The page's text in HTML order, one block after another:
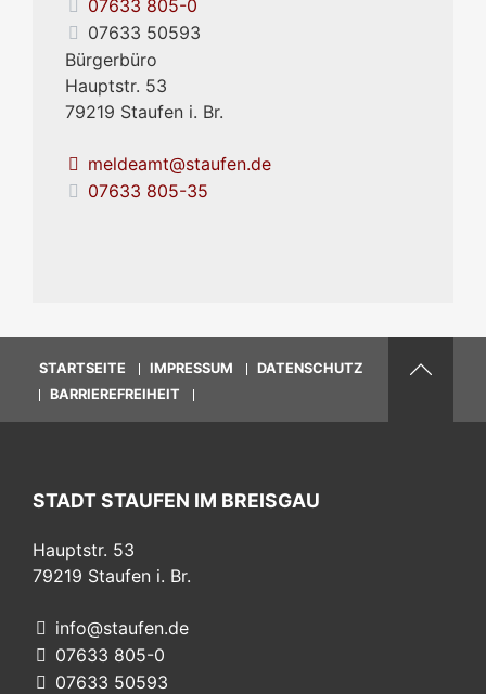
07633 805-0
07633 50593
Bürgerbüro
Hauptstr. 53
79219 Staufen i. Br.
meldeamt@staufen.de
07633 805-35
STARTSEITE IMPRESSUM
DATENSCHUTZ
BARRIEREFREIHEIT
STADT STAUFEN IM BREISGAU
Hauptstr. 53
79219 Staufen i. Br.
info@staufen.de
07633 805-0
07633 50593